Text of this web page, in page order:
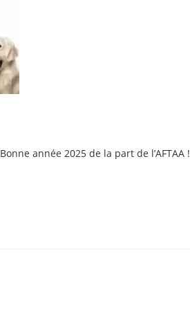
Bonne année 2025 de la part de l’AFTAA !